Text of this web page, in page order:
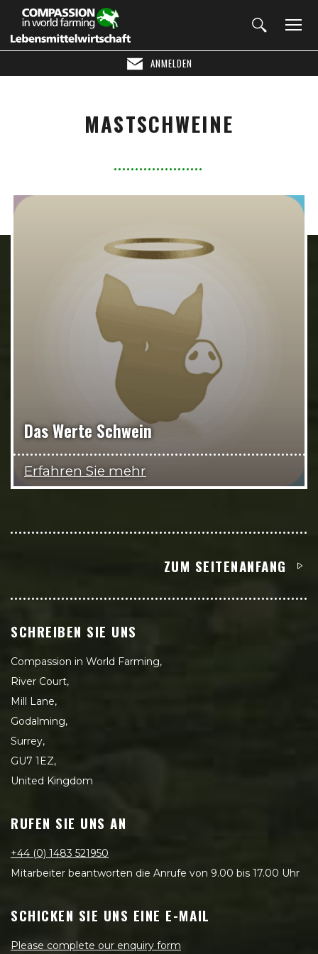
ANMELDEN
MASTSCHWEINE
Das Werte Schwein
Erfahren Sie mehr
ZUM SEITENANFANG
SCHREIBEN SIE UNS
Compassion in World Farming,
River Court,
Mill Lane,
Godalming,
Surrey,
GU7 1EZ,
United Kingdom
RUFEN SIE UNS AN
+44 (0) 1483 521950
Mitarbeiter beantworten die Anrufe von 9.00 bis 17.00 Uhr
SCHICKEN SIE UNS EINE E-MAIL
Please complete our enquiry form